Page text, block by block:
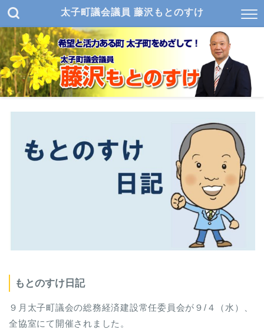
太子町議会議員 藤沢もとのすけ
もとのすけ日記
９月太子町議会の総務経済建設常任委員会が９/４（水）、
全協室にて開催されました。